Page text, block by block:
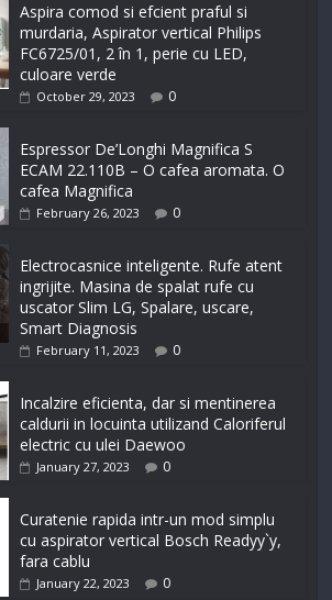
Aspira comod si efcient praful si
murdaria, Aspirator vertical Philips
FC6725/01, 2 în 1, perie cu LED,
culoare verde
October 29, 2023 0
Espressor De’Longhi Magnifica S
ECAM 22.110B – O cafea aromata. O
cafea Magnifica
February 26, 2023 0
Electrocasnice inteligente. Rufe atent
ingrijite. Masina de spalat rufe cu
uscator Slim LG, Spalare, uscare,
Smart Diagnosis
February 11, 2023 0
Incalzire eficienta, dar si mentinerea
caldurii in locuinta utilizand Caloriferul
electric cu ulei Daewoo
January 27, 2023 0
Curatenie rapida intr-un mod simplu
cu aspirator vertical Bosch Readyy`y,
fara cablu
January 22, 2023 0